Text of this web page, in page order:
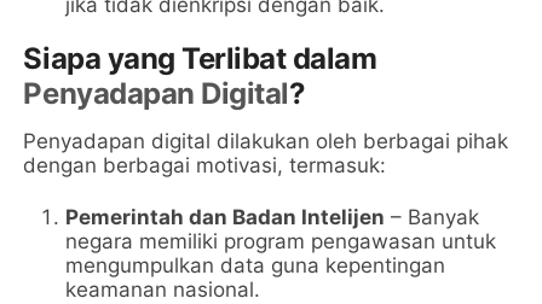
jika tidak dienkripsi dengan baik.
Siapa yang Terlibat dalam
Penyadapan Digital?
Penyadapan digital dilakukan oleh berbagai pihak
dengan berbagai motivasi, termasuk:
Pemerintah dan Badan Intelijen – Banyak
negara memiliki program pengawasan untuk
mengumpulkan data guna kepentingan
keamanan nasional.